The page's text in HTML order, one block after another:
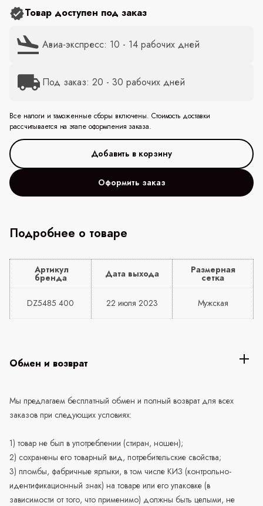
Товар доступен под заказ
Авиа-экспресс: 10 - 14 рабочих дней
Под заказ: 20 - 30 рабочих дней
Все налоги и таможенные сборы включены. Стоимость доставки
рассчитывается на этапе оформления заказа.
Оформить заказ
Подробнее о товаре
Артикул
бренда Дата выхода Размерная
сетка
DZ5485 400 22 июля 2023 Мужская
Обмен и возврат
Мы предлагаем бесплатный обмен и полный возврат для всех
заказов при следующих условиях:
1) товар не был в употреблении (стиран, ношен);
2) сохранены его товарный вид, потребительские свойства;
3) пломбы, фабричные ярлыки, в том числе КИЗ (контрольно-
идентификационный знак) на товаре или его упаковке (в
зависимости от того, что применимо) должны быть целыми, не